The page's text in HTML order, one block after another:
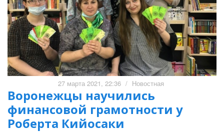
27 марта 2021, 22:36 / Новостная
Воронежцы научились
финансовой грамотности у
Роберта Кийосаки